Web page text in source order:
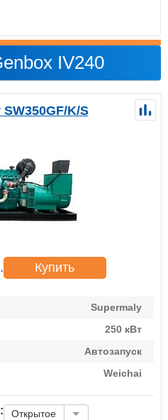
IV240
K/S
Купить
Supermaly
250 кВт
Автозапуск
Weichai
Открытое